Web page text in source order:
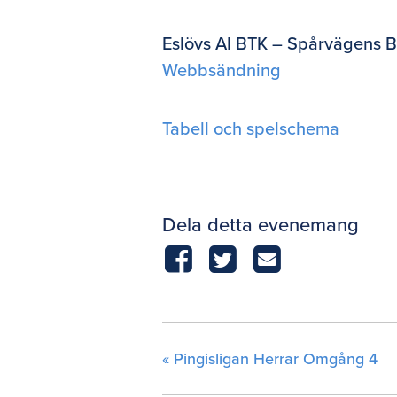
Eslövs AI BTK – Spårvägens
Webbsändning
Tabell och spelschema
Dela detta evenemang
« Pingisligan Herrar Omgång 4